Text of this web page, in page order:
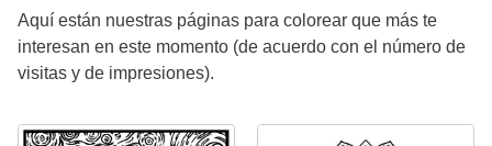
Aquí están nuestras páginas para colorear que más te
interesan en este momento (de acuerdo con el número de
visitas y de impresiones).